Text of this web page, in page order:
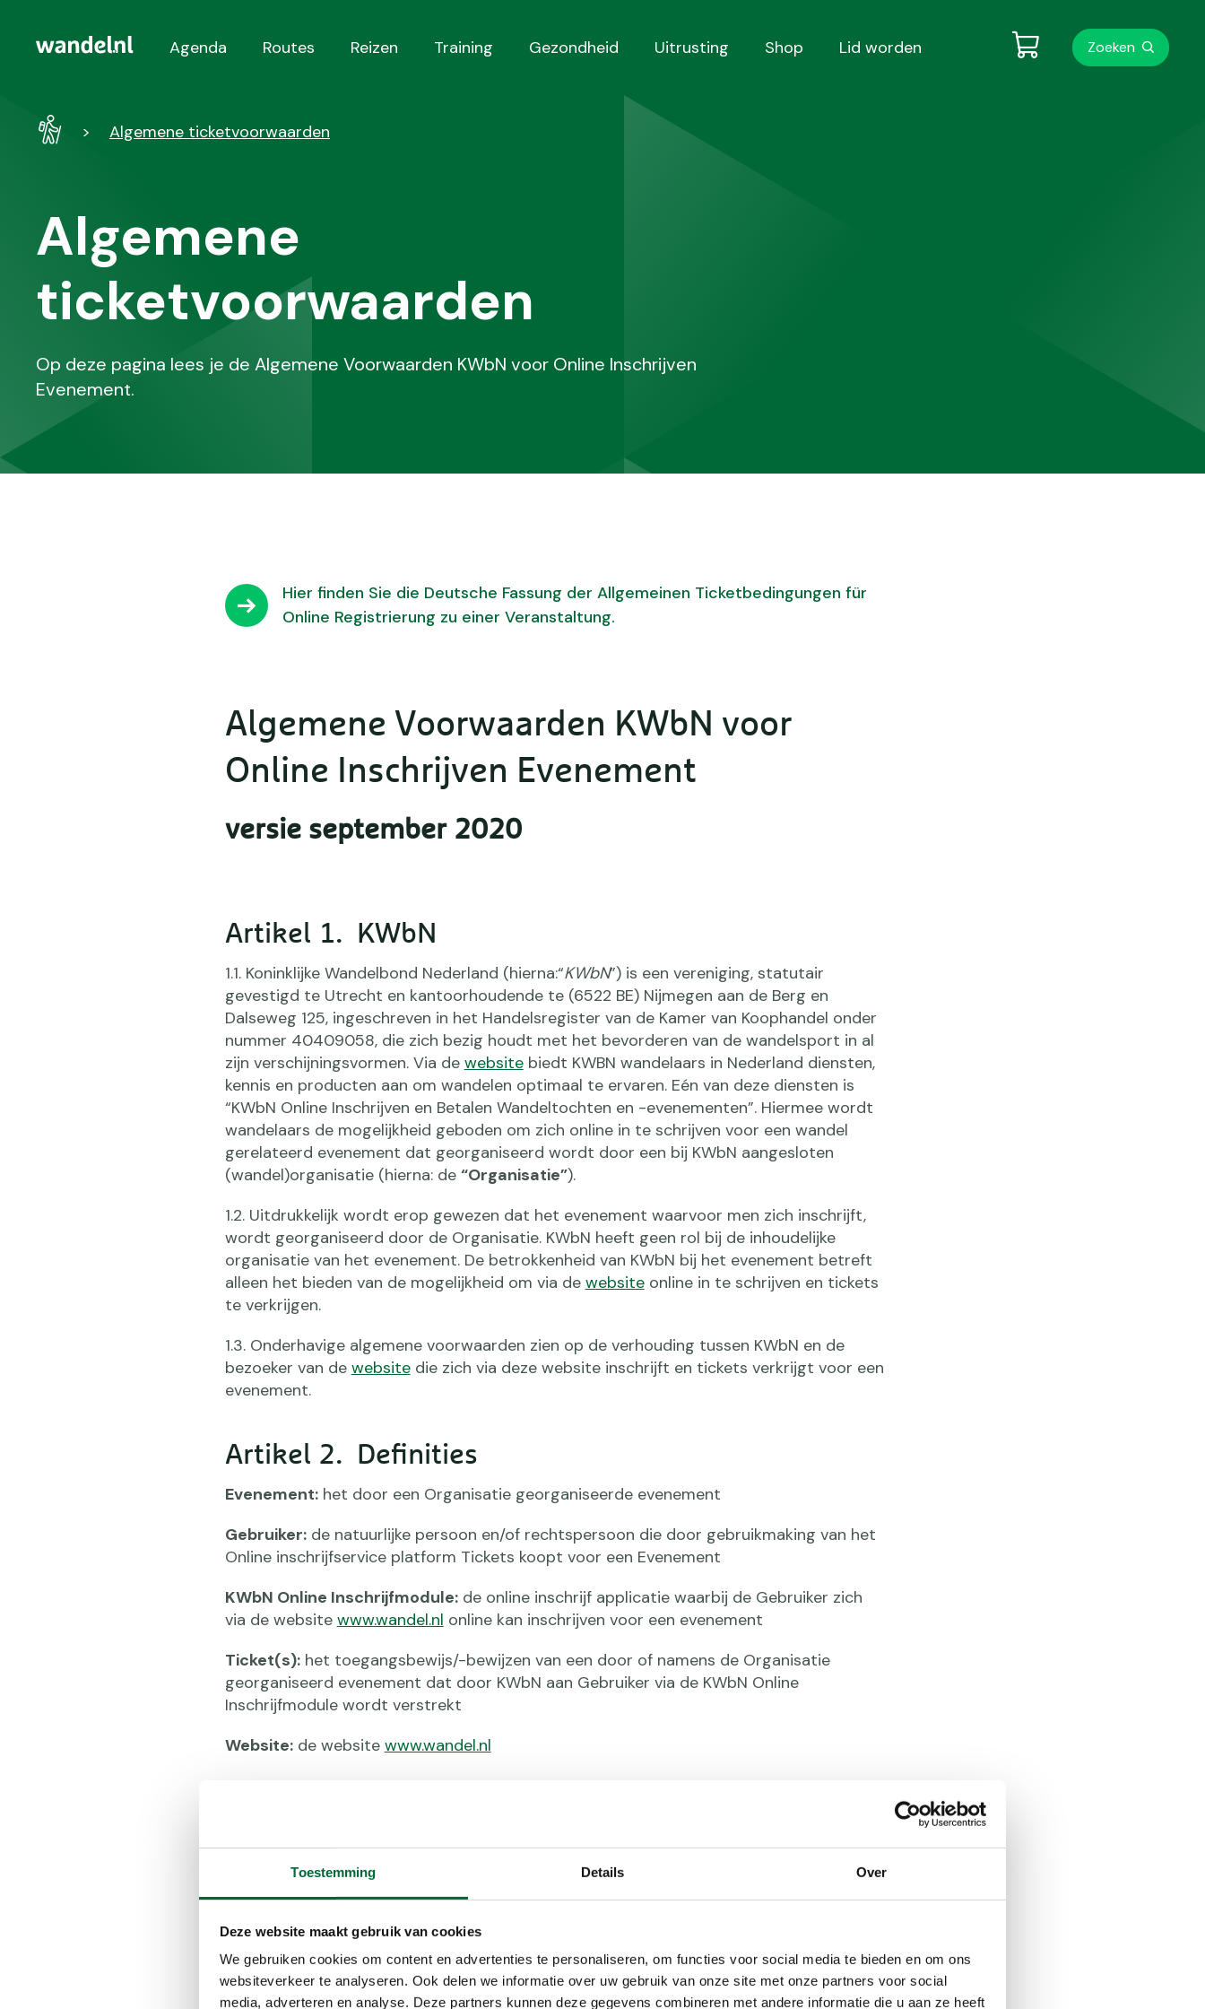
Toestemming Details Over
Deze website maakt gebruik van cookies
We gebruiken cookies om content en advertenties te personaliseren, om functies voor social media te bieden en om ons
websiteverkeer te analyseren. Ook delen we informatie over uw gebruik van onze site met onze partners voor social
media, adverteren en analyse. Deze partners kunnen deze gegevens combineren met andere informatie die u aan ze heeft
Hoofdnavigatie
Agenda Routes Reizen Training Gezondheid Uitrusting Shop Lid worden Zoeken
WandelAlgemene ticketvoorwaarden
Algemene
ticketvoorwaarden
Op deze pagina lees je de Algemene Voorwaarden KWbN voor Online Inschrijven
Evenement.
Hier finden Sie die Deutsche Fassung der Allgemeinen Ticketbedingungen für
Online Registrierung zu einer Veranstaltung.
Algemene Voorwaarden KWbN voor
Online Inschrijven Evenement
versie september 2020
Artikel 1. KWbN
1.1. Koninklijke Wandelbond Nederland (hierna:“KWbN”) is een vereniging, statutair
gevestigd te Utrecht en kantoorhoudende te (6522 BE) Nijmegen aan de Berg en
Dalseweg 125, ingeschreven in het Handelsregister van de Kamer van Koophandel onder
nummer 40409058, die zich bezig houdt met het bevorderen van de wandelsport in al
zijn verschijningsvormen. Via de websitebiedt KWBN wandelaars in Nederland diensten,
kennis en producten aan om wandelen optimaal te ervaren. Eén van deze diensten is
“KWbN Online Inschrijven en Betalen Wandeltochten en -evenementen”. Hiermee wordt
wandelaars de mogelijkheid geboden om zich online in te schrijven voor een wandel
gerelateerd evenement dat georganiseerd wordt door een bij KWbN aangesloten
(wandel)organisatie (hierna: de “Organisatie”).
1.2. Uitdrukkelijk wordt erop gewezen dat het evenement waarvoor men zich inschrijft,
wordt georganiseerd door de Organisatie. KWbN heeft geen rol bij de inhoudelijke
organisatie van het evenement. De betrokkenheid van KWbN bij het evenement betreft
alleen het bieden van de mogelijkheid om via de websiteonline in te schrijven en tickets
te verkrijgen.
1.3. Onderhavige algemene voorwaarden zien op de verhouding tussen KWbN en de
bezoeker van de websitedie zich via deze website inschrijft en tickets verkrijgt voor een
evenement.
Artikel 2. Definities
Evenement:het door een Organisatie georganiseerde evenement
Gebruiker:de natuurlijke persoon en/of rechtspersoon die door gebruikmaking van het
Online inschrijfservice platform Tickets koopt voor een Evenement
KWbN Online Inschrijfmodule:de online inschrijf applicatie waarbij de Gebruiker zich
via de website www.wandel.nl online kan inschrijven voor een evenement
Ticket(s):het toegangsbewijs/-bewijzen van een door of namens de Organisatie
georganiseerd evenement dat door KWbN aan Gebruiker via de KWbN Online
Inschrijfmodule wordt verstrekt
Website:de website www.wandel.nl
3.1. Deze algemene voorwaarden zijn van toepassing op het gebruik door de Gebruiker
van de KWbN Online Inschrijfmodule, waarmee online inschrijving voor een Evenement
mogelijk is.
3.2. De toepasselijkheid van eventuele andere algemene voorwaarden, ongeacht of deze
door de Gebruiker of een eventuele andere derde worden gebruikt, wordt uitdrukkelijk
van de hand gewezen.